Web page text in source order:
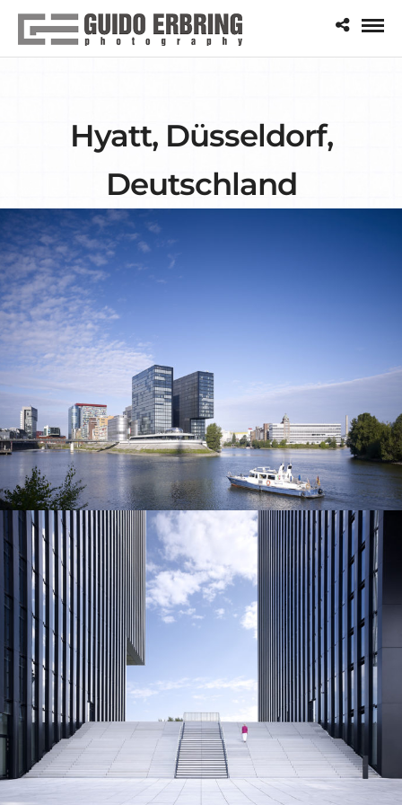
Hyatt, Düsseldorf,
Deutschland